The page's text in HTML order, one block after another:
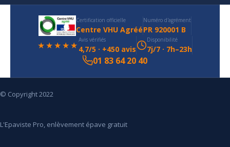
Certification officielle
Centre VHU Agréé
Numéro d'agrément
PR 920001 B
★★★★★ Avis vérifiés
4,7/5 · +450 avis
Disponibilité
7j/7 · 7h–23h
01 83 64 20 40
© Copyright 2022
L'Epaviste Pro, enlèvement épave gratuit